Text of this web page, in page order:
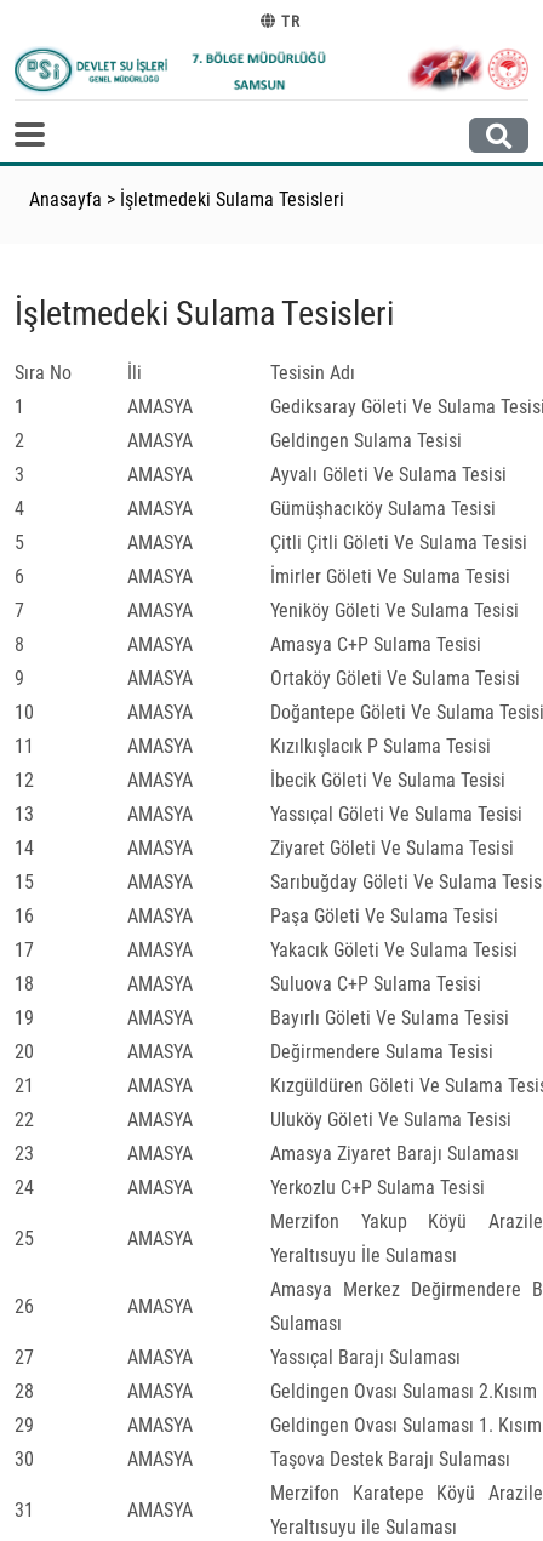
TR
Anasayfa > İşletmedeki Sulama Tesisleri
İşletmedeki Sulama Tesisleri
Sıra No İli
Tesisin Adı
1
AMASYA
Gediksaray Göleti Ve Sulama
2
AMASYA
Geldingen Sulama Tesisi
3
AMASYA
Ayvalı Göleti Ve Sulama Tesisi
4
AMASYA
Gümüşhacıköy Sulama Tesisi
5
AMASYA
Çitli Çitli Göleti Ve Sulama Tesisi
6
AMASYA
İmirler Göleti Ve Sulama Tesisi
7
AMASYA
Yeniköy Göleti Ve Sulama Tesisi
8
AMASYA
Amasya C+P Sulama Tesisi
9
AMASYA
Ortaköy Göleti Ve Sulama Tesisi
10
AMASYA
Doğantepe Göleti Ve Sulama Tesisi
11
AMASYA
Kızılkışlacık P Sulama Tesisi
12
AMASYA
İbecik Göleti Ve Sulama Tesisi
13
AMASYA
Yassıçal Göleti Ve Sulama Tesisi
14
AMASYA
Ziyaret Göleti Ve Sulama Tesisi
15
AMASYA
Sarıbuğday Göleti Ve Sulama
16
AMASYA
Paşa Göleti Ve Sulama Tesisi
17
AMASYA
Yakacık Göleti Ve Sulama Tesisi
18
AMASYA
Suluova C+P Sulama Tesisi
19
AMASYA
Bayırlı Göleti Ve Sulama Tesisi
20
AMASYA
Değirmendere Sulama Tesisi
21
AMASYA
Kızgüldüren Göleti Ve Sulama
22
AMASYA
Uluköy Göleti Ve Sulama Tesisi
23
AMASYA
Amasya Ziyaret Barajı Sulaması
24
AMASYA Yerkozlu C+P Sulama Tesisi
25 AMASYA
Merzifon Yakup Köyü
Yeraltısuyu İle Sulaması
26 AMASYA
Amasya Merkez Değirmendere
Sulaması
27
AMASYA
Yassıçal Barajı Sulaması
28
AMASYA
Geldingen Ovası Sulaması 2.Kısım
29
AMASYA
Geldingen Ovası Sulaması 1. Kısım
30
AMASYA Taşova Destek Barajı Sulaması
31 AMASYA
Merzifon Karatepe Köyü
Yeraltısuyu ile Sulaması